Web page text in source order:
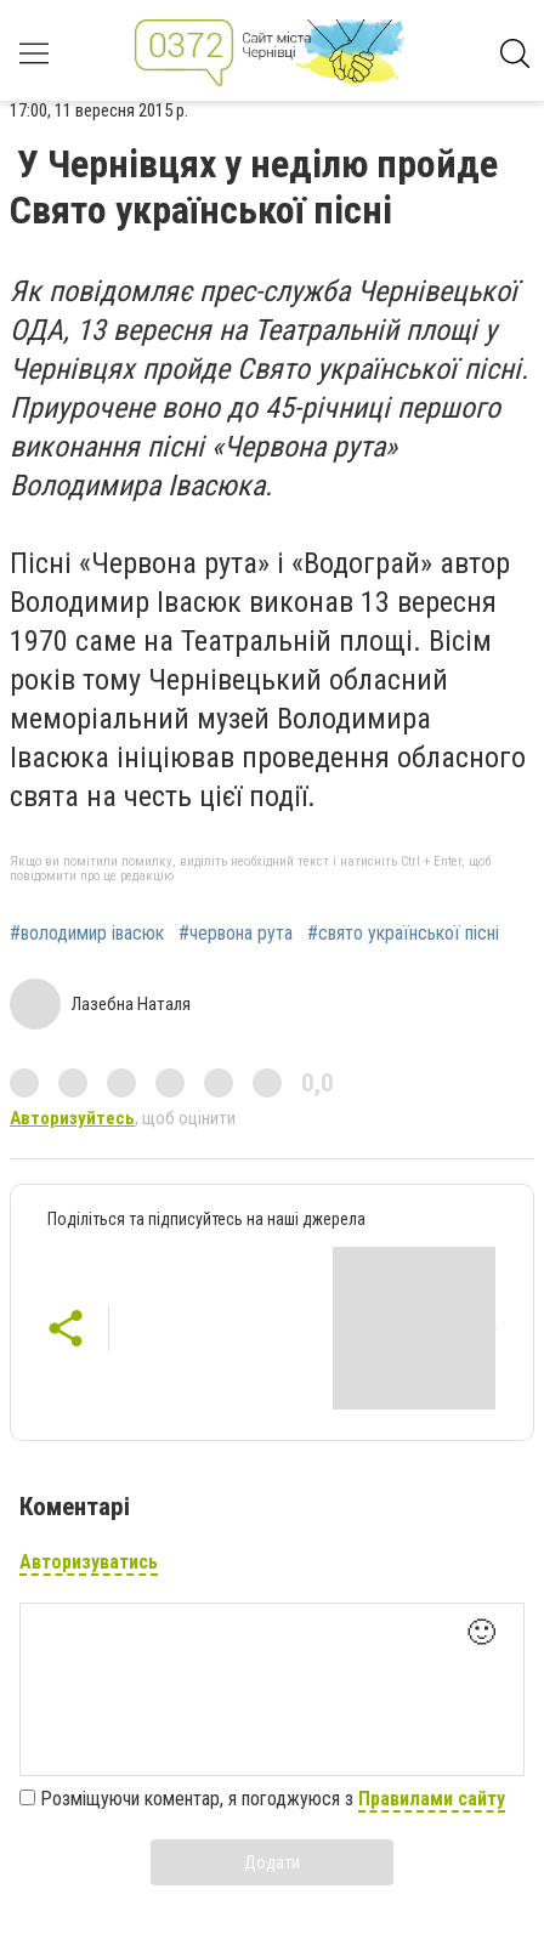
17:00, 11 вересня 2015 р.
У Чернівцях у неділю пройде
Свято української пісні
Як повідомляє прес-служба Чернівецької
ОДА, 13 вересня на Театральній площі у
Чернівцях пройде Свято української пісні.
Приурочене воно до 45-річниці першого
виконання пісні «Червона рута»
Володимира Івасюка.
Пісні «Червона рута» і «Водограй» автор
Володимир Івасюк виконав 13 вересня
1970 саме на Театральній площі. Вісім
років тому Чернівецький обласний
меморіальний музей Володимира
Івасюка ініціював проведення обласного
свята на честь цієї події.
Якщо ви помітили помилку, виділіть необхідний текст і натисніть Ctrl + Enter, щоб
повідомити про це редакцію
#володимир івасюк #червона рута #свято української пісні
Лазебна Наталя
0,0
Авторизуйтесь, щоб оцінити
Поділіться та підписуйтесь на наші джерела
Коментарі
Авторизуватись
🙂
Розміщуючи коментар, я погоджуюся з Правилами сайту
Додати